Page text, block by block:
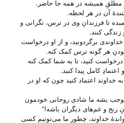
مطلقِ همیشه در همه جا حاضر.
آن در هر لحظه.
تا فرزندانِ وی در ترس، نگرانی و
کنند.
برگردونید، و از او درخواست
هر گونه ترس کمک کنه.
کنید، تا به شما کمک کنه
اعتمادِ کامل پیدا کنید.
خداوند اعتماد کنید چون که او در
موجب بشه ما شادی روحانی خودمون
رنج و غم‌های دیگران باشه!”
خداوند، چطور ما می‌‌تونیم کسی